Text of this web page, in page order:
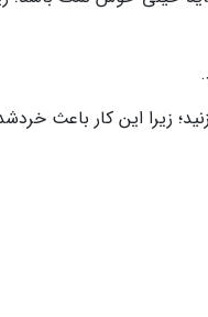
زیرا این کار باعث